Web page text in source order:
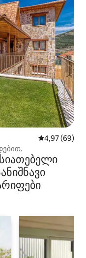
საშუალო
4,97 (69)